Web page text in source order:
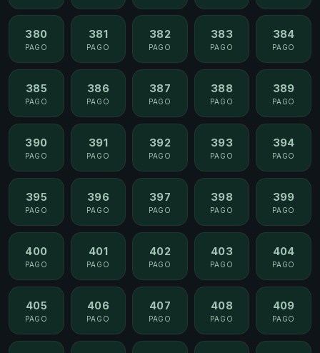
380
PAGO
381
PAGO
382
PAGO
383
PAGO
384
PAGO
385
PAGO
386
PAGO
387
PAGO
388
PAGO
389
PAGO
390
PAGO
391
PAGO
392
PAGO
393
PAGO
394
PAGO
395
PAGO
396
PAGO
397
PAGO
398
PAGO
399
PAGO
400
PAGO
401
PAGO
402
PAGO
403
PAGO
404
PAGO
405
PAGO
406
PAGO
407
PAGO
408
PAGO
409
PAGO